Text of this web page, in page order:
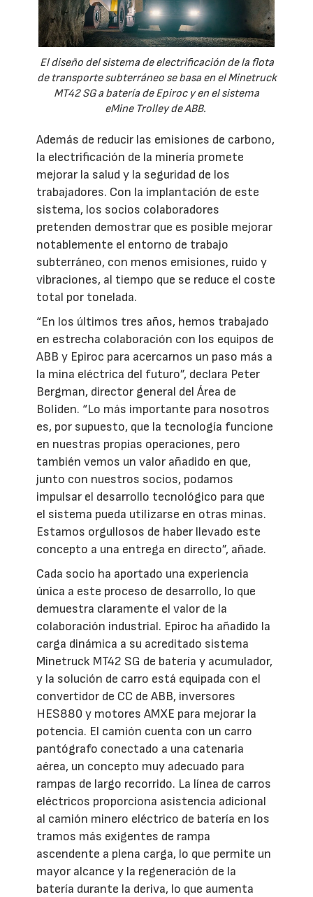
El diseño del sistema de electrificación de la flota
de transporte subterráneo se basa en el Minetruck
MT42 SG a batería de Epiroc y en el sistema
eMine Trolley de ABB.
Además de reducir las emisiones de carbono,
la electrificación de la minería promete
mejorar la salud y la seguridad de los
trabajadores. Con la implantación de este
sistema, los socios colaboradores
pretenden demostrar que es posible mejorar
notablemente el entorno de trabajo
subterráneo, con menos emisiones, ruido y
vibraciones, al tiempo que se reduce el coste
total por tonelada.
“En los últimos tres años, hemos trabajado
en estrecha colaboración con los equipos de
ABB y Epiroc para acercarnos un paso más a
la mina eléctrica del futuro”, declara Peter
Bergman, director general del Área de
Boliden. “Lo más importante para nosotros
es, por supuesto, que la tecnología funcione
en nuestras propias operaciones, pero
también vemos un valor añadido en que,
junto con nuestros socios, podamos
impulsar el desarrollo tecnológico para que
el sistema pueda utilizarse en otras minas.
Estamos orgullosos de haber llevado este
concepto a una entrega en directo”, añade.
Cada socio ha aportado una experiencia
única a este proceso de desarrollo, lo que
demuestra claramente el valor de la
colaboración industrial. Epiroc ha añadido la
carga dinámica a su acreditado sistema
Minetruck MT42 SG de batería y acumulador,
y la solución de carro está equipada con el
convertidor de CC de ABB, inversores
HES880 y motores AMXE para mejorar la
potencia. El camión cuenta con un carro
pantógrafo conectado a una catenaria
aérea, un concepto muy adecuado para
rampas de largo recorrido. La línea de carros
eléctricos proporciona asistencia adicional
al camión minero eléctrico de batería en los
tramos más exigentes de rampa
ascendente a plena carga, lo que permite un
mayor alcance y la regeneración de la
batería durante la deriva, lo que aumenta